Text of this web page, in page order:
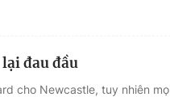
đau đầu
cho Newcastle, tuy nhiên